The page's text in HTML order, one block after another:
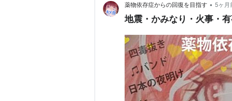
薬物依存症からの回復を目指す • 5ヶ月
地震・かみなり・火事・